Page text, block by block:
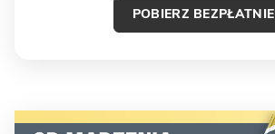
POBIERZ BEZPŁATNIE